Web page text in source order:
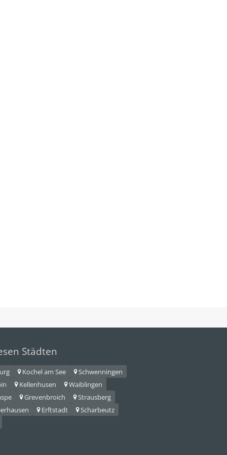
Städten
Kochel am See
Schwenningen
Kellenhusen
Waiblingen
Grevenbroich
Strausberg
Erftstadt
Scharbeutz